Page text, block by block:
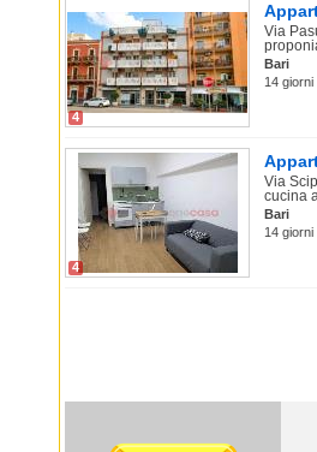
4
Via
Bari
14
4
Via
cucina
Bari
14